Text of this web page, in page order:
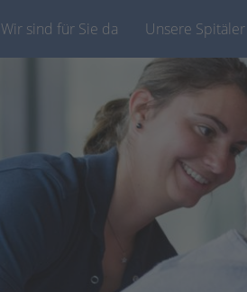
Wir sind für Sie da Unsere Spitäler